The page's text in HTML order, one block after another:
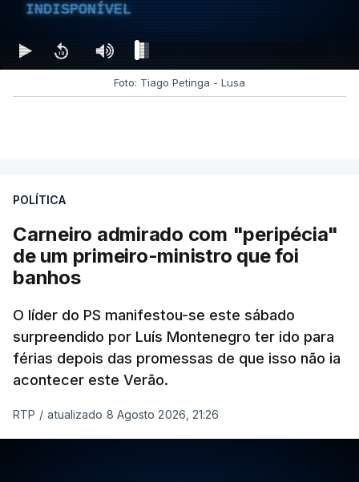
INDISPONÍVEL
Foto: Tiago Petinga - Lusa
POLÍTICA
Carneiro admirado com "peripécia"
de um primeiro-ministro que foi
banhos
O líder do PS manifestou-se este sábado
surpreendido por Luís Montenegro ter ido para
férias depois das promessas de que isso não ia
acontecer este Verão.
RTP / atualizado 8 Agosto 2026, 21:26